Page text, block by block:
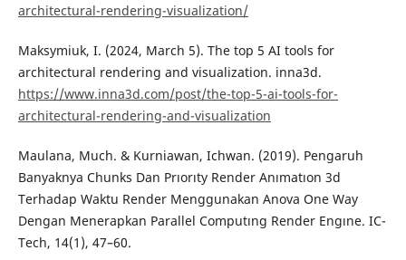
architectural-rendering-visualization/
Maksymiuk, I. (2024, March 5). The top 5 AI tools for
architectural rendering and visualization. inna3d.
https://www.inna3d.com/post/the-top-5-ai-tools-for-
architectural-rendering-and-visualization
Maulana, Much. & Kurniawan, Ichwan. (2019). Pengaruh
Banyaknya Chunks Dan Prıorıty Render Anımatıon 3d
Terhadap Waktu Render Menggunakan Anova One Way
Dengan Menerapkan Parallel Computıng Render Engıne. IC-
Tech, 14(1), 47–60.